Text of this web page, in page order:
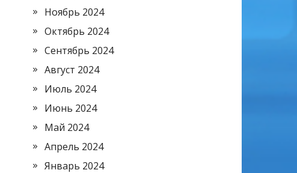
Ноябрь 2024
Октябрь 2024
Сентябрь 2024
Август 2024
Июль 2024
Июнь 2024
Май 2024
Апрель 2024
Январь 2024